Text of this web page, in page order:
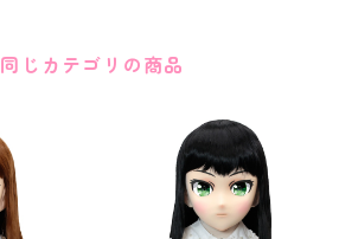
同じカテゴリの商品